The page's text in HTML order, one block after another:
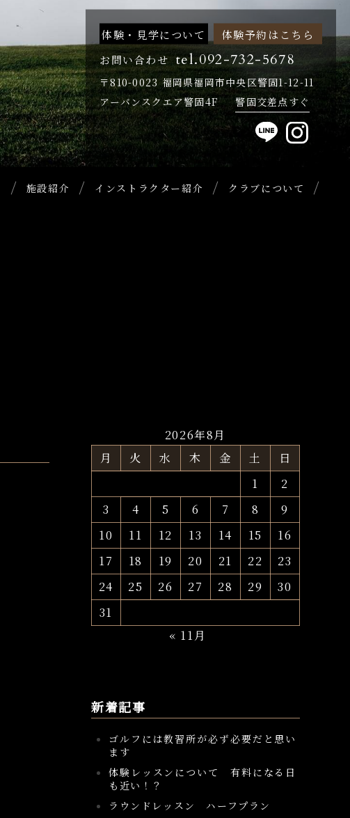
体験・見学について
体験予約はこちら
お問い合わせ tel.092-732-5678
〒810-0023 福岡県福岡市中央区警固1-12-11
アーバンスクエア警固4F
警固交差点すぐ
施設紹介 インストラクター紹介 クラブについて
2026年8月
月
火 水 木 金 土
日
1
2
3
4 5 6 7 8
9
10
11 12 13 14 15
16
17
18 19 20 21 22
23
24
25 26 27 28 29
30
31
« 11月
新着記事
ゴルフには教習所が必ず必要だと思い
ます
体験レッスンについて 有料になる日
も近い！？
ラウンドレッスン ハーフプラン